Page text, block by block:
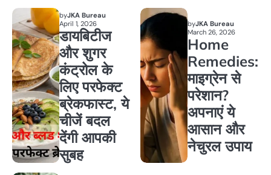
byJKA Bureau
April 1, 2026
डायबिटीज
और शुगर
कंट्रोल के
लिए परफेक्ट
ब्रेकफास्ट, ये
चीजें बदल
देंगी आपकी
सुबह
byJKA Bureau
March 26, 2026
Home
Remedies:
माइग्रेन से
परेशान?
अपनाएं ये
आसान और
नेचुरल उपाय